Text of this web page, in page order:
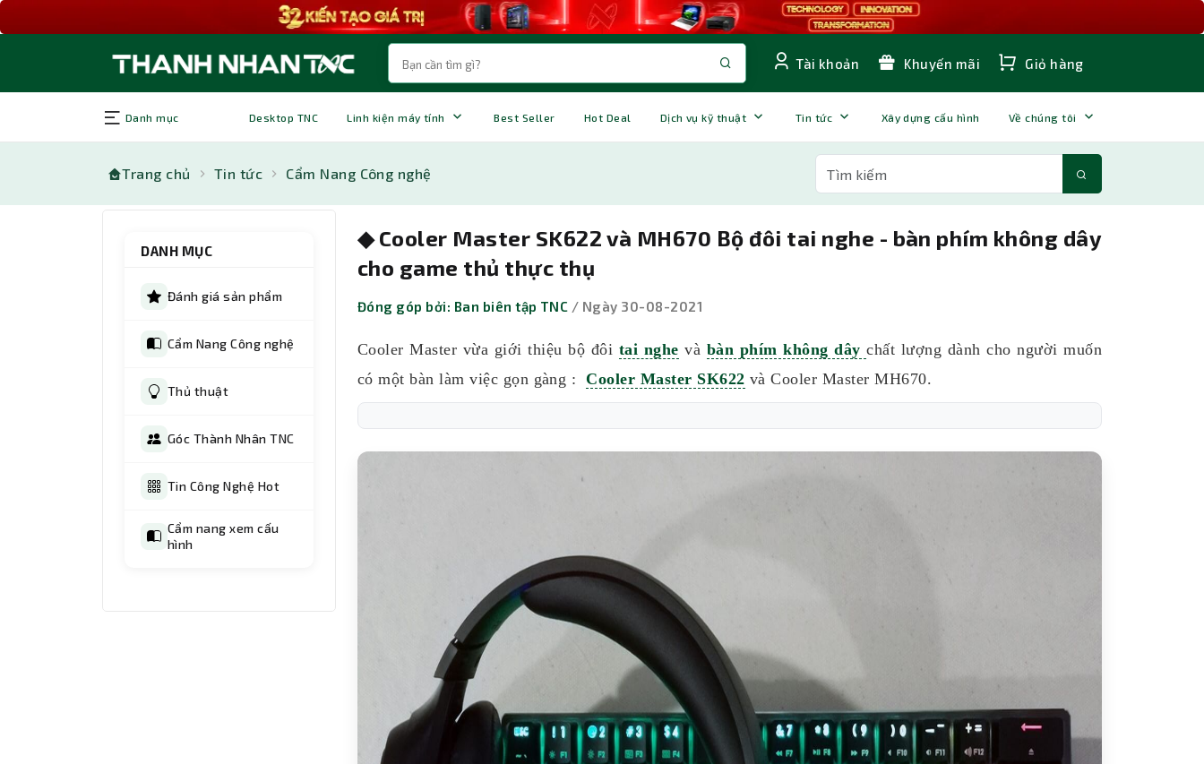
Tài khoản Khuyến mãi Giỏ hàng
Danh mục Desktop TNC Linh kiện máy tính Best Seller Hot Deal Dịch vụ kỹ thuật Tin tức Xây dựng cấu hình Về chúng tôi
Trang chủ Tin tức Cẩm Nang Công nghệ
DANH MỤC
Đánh giá sản phẩm
Cẩm Nang Công nghệ
Thủ thuật
Góc Thành Nhân TNC
Tin Công Nghệ Hot
Cẩm nang xem cấu
hình
◆︎ Cooler Master SK622 và MH670 Bộ đôi tai nghe - bàn phím không dây
cho game thủ thực thụ
Đóng góp bởi: Ban biên tập TNC / Ngày 30-08-2021
Cooler Master vừa giới thiệu bộ đôi tai nghe và bàn phím không dâychất lượng dành cho người muốn
có một bàn làm việc gọn gàng :Cooler Master SK622 và Cooler Master MH670.